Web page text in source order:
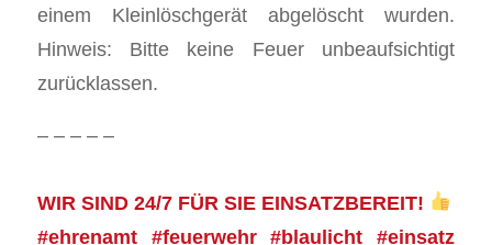
einem Kleinlöschgerät abgelöscht wurden.
Hinweis: Bitte keine Feuer unbeaufsichtigt
zurücklassen.
– – – – –
WIR SIND 24/7 FÜR SIE EINSATZBEREIT!
#ehrenamt #feuerwehr #blaulicht #einsatz